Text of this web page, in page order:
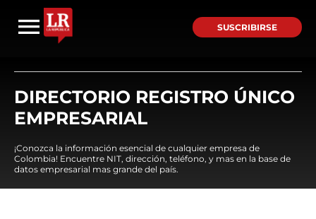
SUSCRIBIRSE
DIRECTORIO REGISTRO ÚNICO
EMPRESARIAL
¡Conozca la información esencial de cualquier empresa de
Colombia! Encuentre NIT, dirección, teléfono, y mas en la base de
datos empresarial mas grande del país.